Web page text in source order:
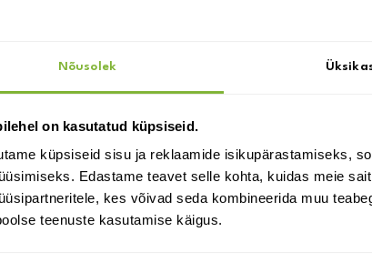
Nõusolek
on kasutatud küpsiseid.
küpsiseid sisu ja reklaamide isikupärastamiseks,
Edastame teavet selle kohta, kuidas meie
kes võivad seda kombineerida muu
teenuste kasutamise käigus.